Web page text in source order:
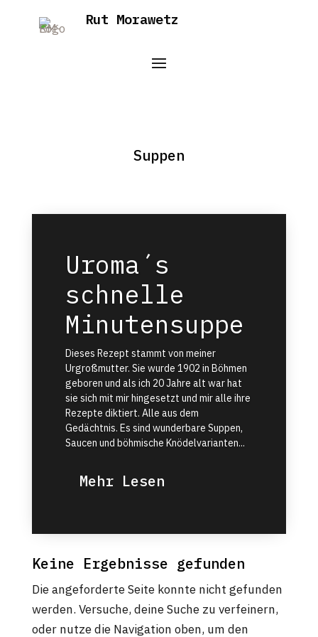
Rut Morawetz
Suppen
Uroma´s
schnelle
Minutensuppe
Dieses Rezept stammt von meiner
Urgroßmutter. Sie wurde 1902 in Böhmen
geboren und als ich 20 Jahre alt war hat
sie sich mit mir hingesetzt und mir alle ihre
Rezepte diktiert. Alle aus dem
Gedächtnis. Es sind wunderbare Suppen,
Saucen und böhmische Knödelvarianten...
Mehr Lesen
Keine Ergebnisse gefunden
Die angeforderte Seite konnte nicht gefunden
werden. Versuche, deine Suche zu verfeinern,
oder nutze die Navigation oben, um den